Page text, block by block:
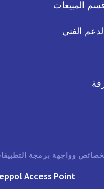
المبيعات
الفني
وواجهة برمجة
Access Point